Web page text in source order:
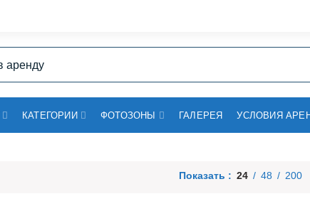
КАТЕГОРИИ ФОТОЗОНЫ ГАЛЕРЕЯ УСЛОВИЯ
Показать 24 48 200